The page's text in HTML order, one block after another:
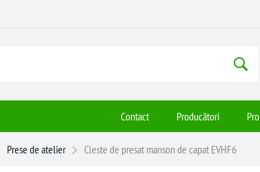
Contact Producători
Prese de atelier Cleste de presat manson de capat EVHF6